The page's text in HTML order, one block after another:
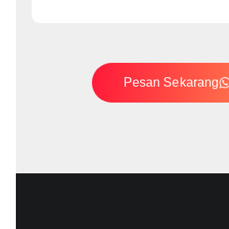
Pesan Sekarang